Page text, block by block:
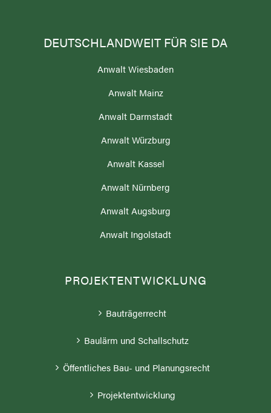
DEUTSCHLANDWEIT FÜR SIE DA
Anwalt Wiesbaden
Anwalt Mainz
Anwalt Darmstadt
Anwalt Würzburg
Anwalt Kassel
Anwalt Nürnberg
Anwalt Augsburg
Anwalt Ingolstadt
PROJEKTENTWICKLUNG
Bauträgerrecht
Baulärm und Schallschutz
Öffentliches Bau- und Planungsrecht
Projektentwicklung